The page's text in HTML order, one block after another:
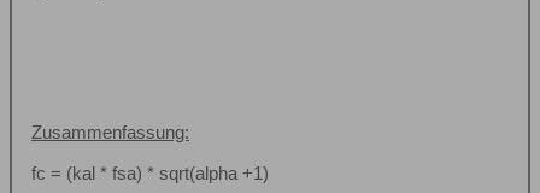
Zusammenfassung:
fc = (kal * fsa) * sqrt(alpha +1)